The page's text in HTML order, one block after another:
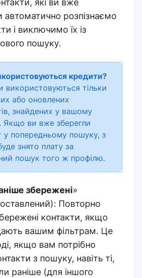
які ви вже
автоматично розпізнаємо
і виключимо їх із
пошуку.
кредити?
використовуються тільки
або оновлених
знайдених у вашому
Якщо ви вже зберегли
у попередньому пошуку, з
знято плату за
пошук того ж профілю.
збережені»
: Повторно
контакти, якщо
вашим фільтрам. Це
якщо вам потрібно
з пошуку, навіть ті,
раніше (для іншого